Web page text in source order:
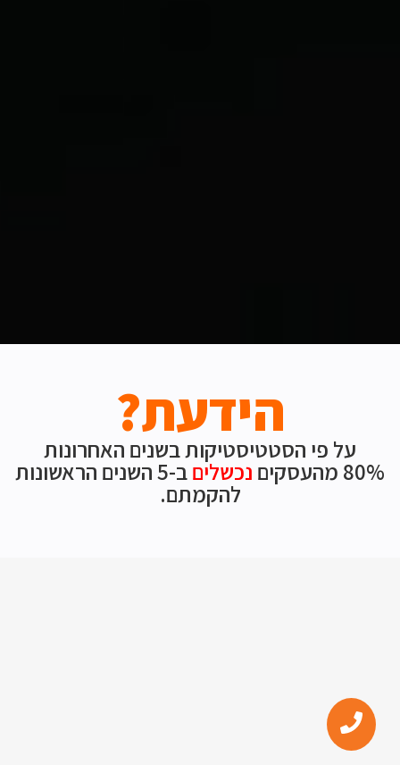
הידעת?
על פי הסטטיסטיקות בשנים האחרונות
80% מהעסקים נכשלים ב-5 השנים הראשונות
להקמתם.